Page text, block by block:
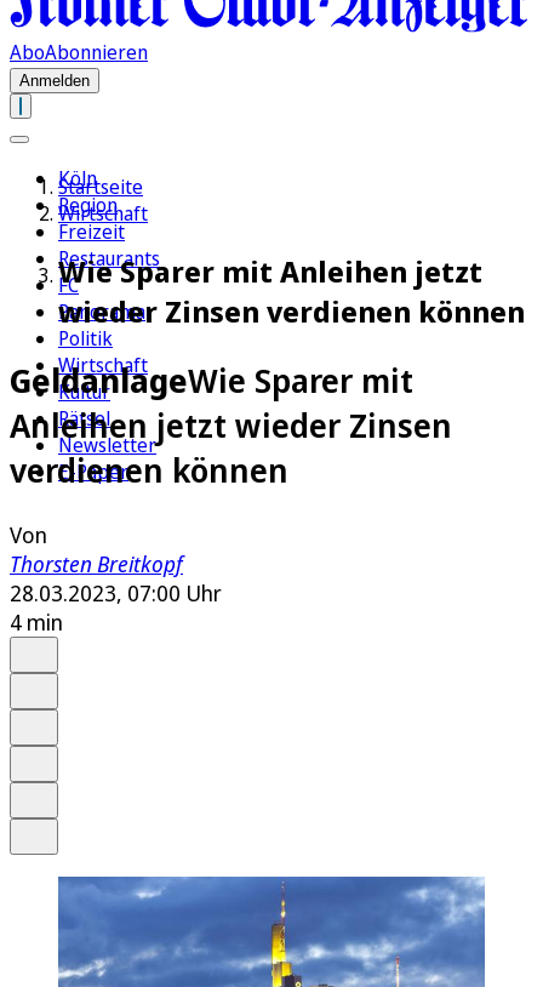
AboAbonnieren
Anmelden
Köln
Region
Freizeit
Restaurants
FC
Panorama
Politik
Wirtschaft
Kultur
Rätsel
Newsletter
E-Paper
Startseite
Wirtschaft
Wie Sparer mit Anleihen jetzt
wieder Zinsen verdienen können
GeldanlageWie Sparer mit
Anleihen jetzt wieder Zinsen
verdienen können
Von
Thorsten Breitkopf
28.03.2023, 07:00 Uhr
4 min